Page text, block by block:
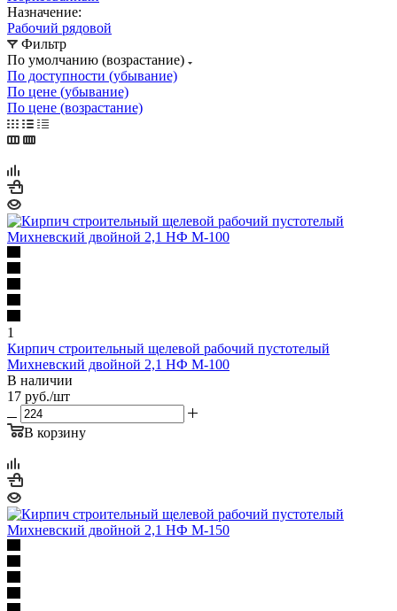
Назначение:
Рабочий рядовой
Фильтр
По умолчанию (возрастание)
По доступности (убывание)
По цене (убывание)
По цене (возрастание)
1
Кирпич строительный щелевой рабочий пустотелый
Михневский двойной 2,1 НФ М-100
В наличии
17 руб./шт
В корзину